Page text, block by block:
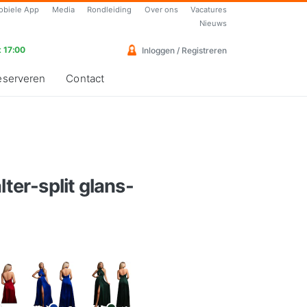
App Media Rondleiding Over ons
Vacatures
Nieuws
17:00 Inloggen / Registreren
Contact
split glans-